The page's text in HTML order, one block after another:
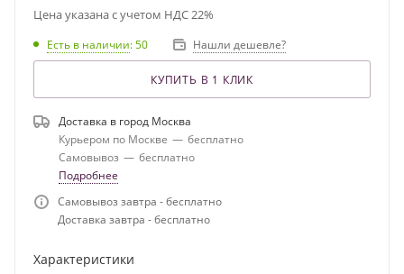
Цена указана с учетом НДС 22%
Есть в наличии: 50 Нашли дешевле?
КУПИТЬ В 1 КЛИК
Доставка в город Москва
Курьером по Москве — бесплатно
Самовывоз — бесплатно
Подробнее
Самовывоз завтра - бесплатно
Доставка завтра - бесплатно
Характеристики